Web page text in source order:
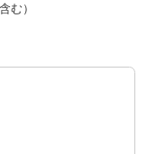
む）